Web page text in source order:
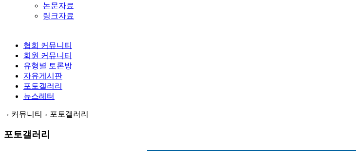
논문자료
링크자료
협회 커뮤니티
회원 커뮤니티
유형별 토론방
자유게시판
포토갤러리
뉴스레터
커뮤니티 포토갤러리
포토갤러리